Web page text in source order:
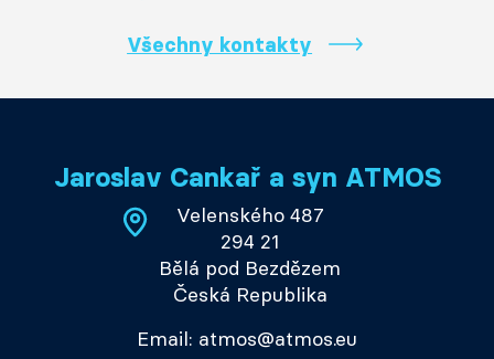
Všechny kontakty
Jaroslav Cankař a syn ATMOS
Velenského 487
294 21
Bělá pod Bezdězem
Česká Republika
Email: atmos@atmos.eu